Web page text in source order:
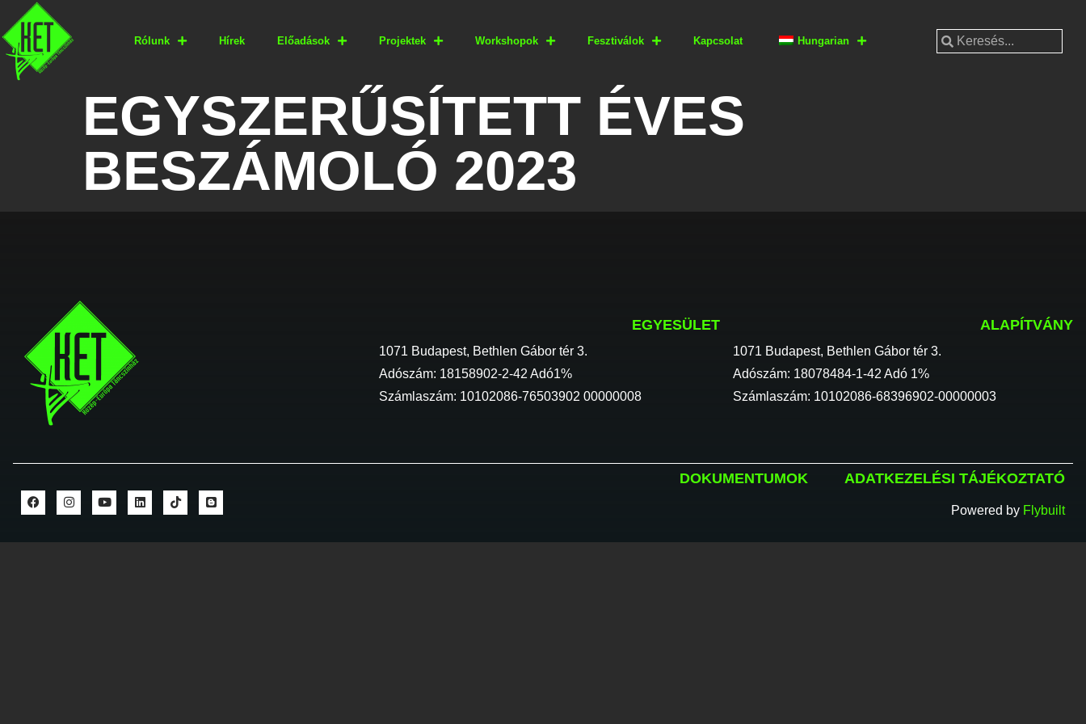
Rólunk Hírek Előadások Projektek Workshopok Fesztiválok Kapcsolat Hungarian
EGYSZERŰSÍTETT ÉVES
BESZÁMOLÓ 2023
EGYESÜLET
1071 Budapest, Bethlen Gábor tér 3.
Adószám: 18158902-2-42 Adó1%
Számlaszám: 10102086-76503902 00000008
ALAPÍTVÁNY
1071 Budapest, Bethlen Gábor tér 3.
Adószám: 18078484-1-42 Adó 1%
Számlaszám: 10102086-68396902-00000003
DOKUMENTUMOK ADATKEZELÉSI TÁJÉKOZTATÓ
Powered by Flybuilt